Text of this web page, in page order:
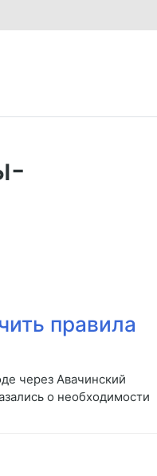
правила
через Авачинский
о необходимости